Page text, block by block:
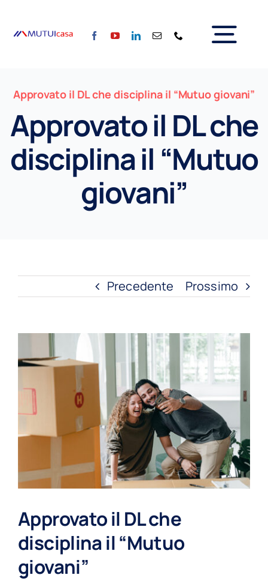
Chi siamo
Servizi
Calcola la rata
Tassi
Per il Sociale
Blog
Approvato il DL che disciplina il “Mutuo giovani”
Approvato il DL che
disciplina il “Mutuo
giovani”
Precedente Prossimo
Ingrandisci
immagine
Approvato il DL che
disciplina il “Mutuo
giovani”